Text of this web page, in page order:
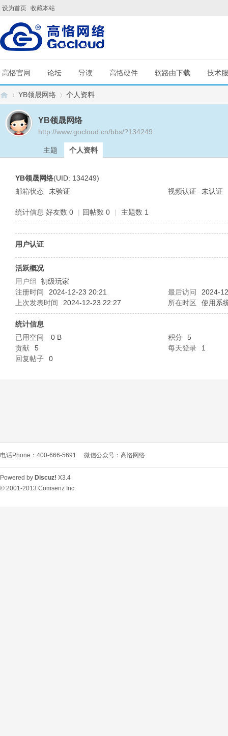
设为首页 收藏本站
高恪官网 论坛 导读 高恪硬件 软路由下载 技术
L
YB领晟网络 个人资料
YB领晟网络
http://www.gocloud.cn/bbs/?134249
主题 个人资料
YB领晟网络(UID: 134249)
邮箱状态
未验证 视频认证 未认证
统计信息 好友数 0 | 回帖数 0 | 主题数 1
用户认证
活跃概况
用户组 初级玩家
注册时间
2024-12-23 20:21 最后访问
2024-
上次发表时间
2024-12-23 22:27 所在时区 使用系
统计信息
已用空间
0 B 积分
5
贡献
5 每天登录
1
回复帖子
0
电话Phone：400-666-5691 微信公众号：高恪网络
Powered by Discuz! X3.4
© 2001-2013 Comsenz Inc.